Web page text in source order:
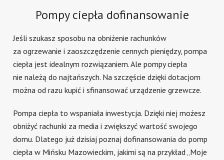
Pompy ciepła dofinansowanie
Jeśli szukasz sposobu na obniżenie rachunków
za ogrzewanie i zaoszczędzenie cennych pieniędzy, pompa
ciepła jest idealnym rozwiązaniem. Ale pompy ciepła
nie należą do najtańszych. Na szczęście dzięki dotacjom
można od razu kupić i sfinansować urządzenie grzewcze.
Pompa ciepła to wspaniała inwestycja. Dzięki niej możesz
obniżyć rachunki za media i zwiększyć wartość swojego
domu. Dlatego już dzisiaj poznaj dofinansowania do pomp
ciepła w Mińsku Mazowieckim, jakimi są na przykład „Moje